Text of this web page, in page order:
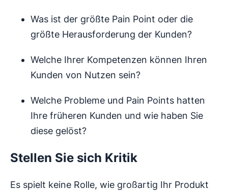
Was ist der größte Pain Point oder die
größte Herausforderung der Kunden?
Welche Ihrer Kompetenzen können Ihren
Kunden von Nutzen sein?
Welche Probleme und Pain Points hatten
Ihre früheren Kunden und wie haben Sie
diese gelöst?
Stellen Sie sich Kritik
Es spielt keine Rolle, wie großartig Ihr Produkt